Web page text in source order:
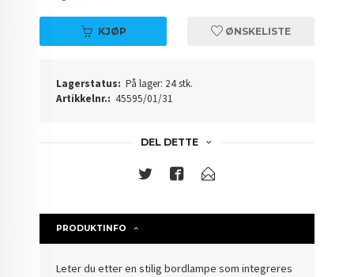
KJØP ØNSKELISTE
Lagerstatus: På lager: 24 stk.
Artikkelnr.: 45595/01/31
DEL DETTE
PRODUKTINFO
Leter du etter en stilig bordlampe som integreres